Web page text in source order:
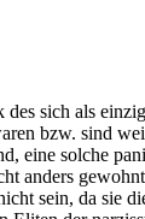
sich als
bzw. sind
eine solche
anders
sein, da sie